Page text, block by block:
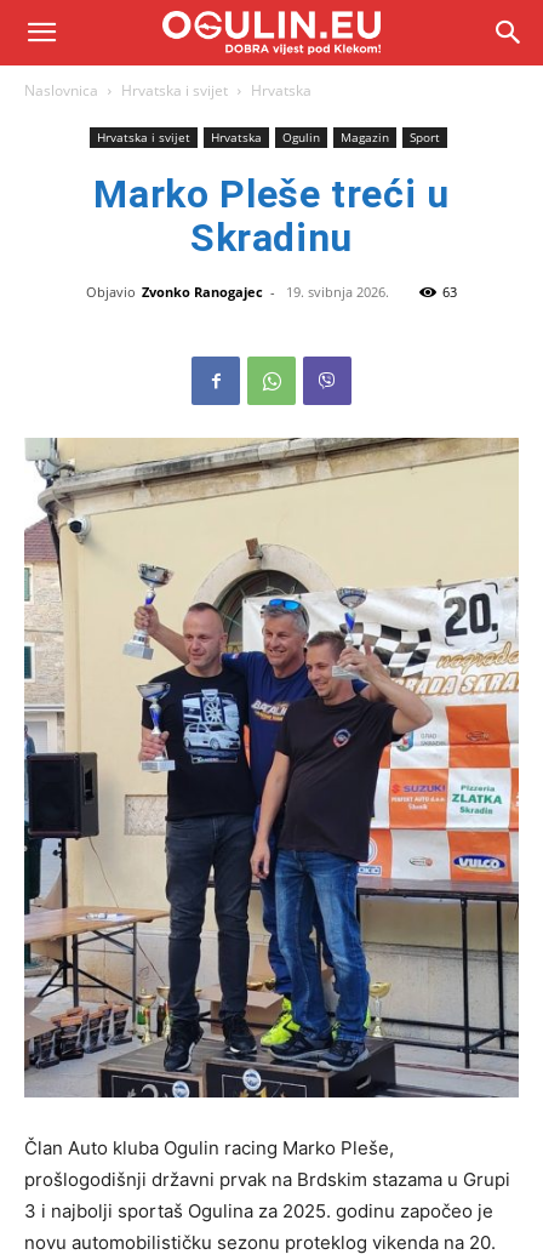
Naslovnica Hrvatska i svijet Hrvatska
Hrvatska i svijet Hrvatska Ogulin Magazin Sport
Marko Pleše treći u
Skradinu
Objavio Zvonko Ranogajec - 19. svibnja 2026. 63
Član Auto kluba Ogulin racing Marko Pleše,
prošlogodišnji državni prvak na Brdskim stazama u Grupi
3 i najbolji sportaš Ogulina za 2025. godinu započeo je
novu automobilističku sezonu proteklog vikenda na 20.